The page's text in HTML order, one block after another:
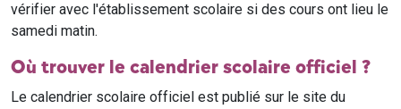
vérifier avec l'établissement scolaire si des cours ont lieu le
samedi matin.
Où trouver le calendrier scolaire officiel ?
Le calendrier scolaire officiel est publié sur le site du